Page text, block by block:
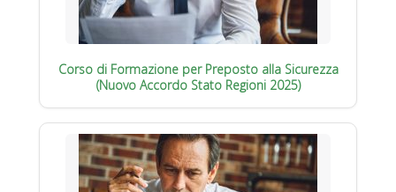
Corso di Formazione per Preposto alla Sicurezza
(Nuovo Accordo Stato Regioni 2025)